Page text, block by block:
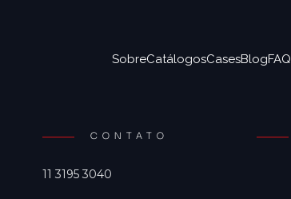
SobreCatálogosCasesBlogFAQ
CONTATO
11 3195 3040